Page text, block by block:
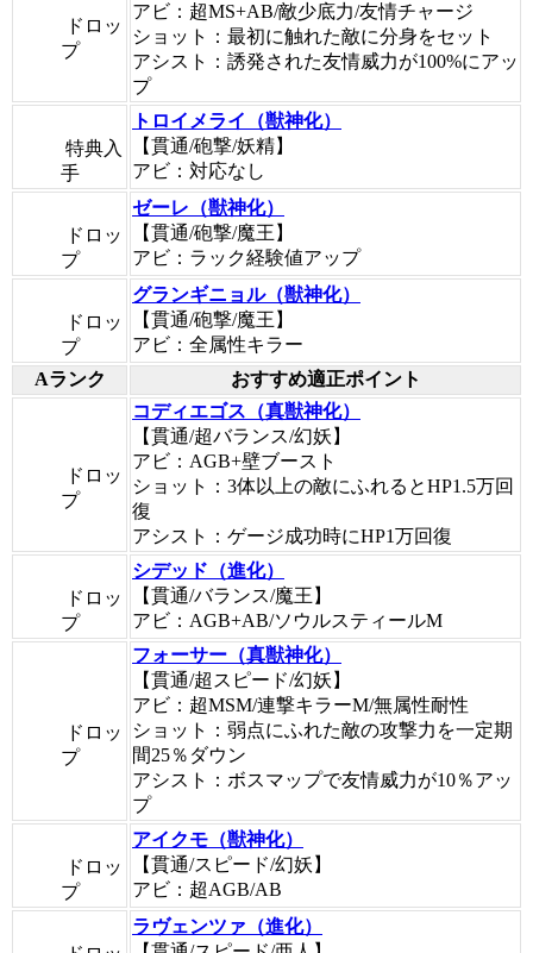
ドロッ
プ
アビ：超MS+AB/敵少底力/友情チャージ
ショット：最初に触れた敵に分身をセット
アシスト：誘発された友情威力が100%にアッ
プ
特典入
手
トロイメライ（獣神化）
【貫通/砲撃/妖精】
アビ：対応なし
ドロッ
プ
ゼーレ（獣神化）
【貫通/砲撃/魔王】
アビ：ラック経験値アップ
ドロッ
プ
グランギニョル（獣神化）
【貫通/砲撃/魔王】
アビ：全属性キラー
Aランク
おすすめ適正ポイント
ドロッ
プ
コディエゴス（真獣神化）
【貫通/超バランス/幻妖】
アビ：AGB+壁ブースト
ショット：3体以上の敵にふれるとHP1.5万回
復
アシスト：ゲージ成功時にHP1万回復
ドロッ
プ
シデッド（進化）
【貫通/バランス/魔王】
アビ：AGB+AB/ソウルスティールM
ドロッ
プ
フォーサー（真獣神化）
【貫通/超スピード/幻妖】
アビ：超MSM/連撃キラーM/無属性耐性
ショット：弱点にふれた敵の攻撃力を一定期
間25％ダウン
アシスト：ボスマップで友情威力が10％アッ
プ
ドロッ
プ
アイクモ（獣神化）
【貫通/スピード/幻妖】
アビ：超AGB/AB
ラヴェンツァ（進化）